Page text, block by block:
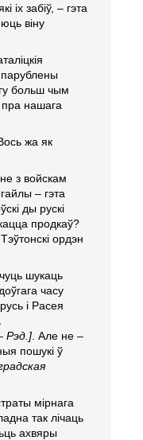
іх забіў, – гэта
віну
парублены
больш чым
пра нашага
жа як
з войскам
– гэта
ды рускі
продкаў?
ордэн
шукаць
часу
і Расея
Рэд.] . Але не –
пошукі ў
мірнага
так лічаць
ахвяры